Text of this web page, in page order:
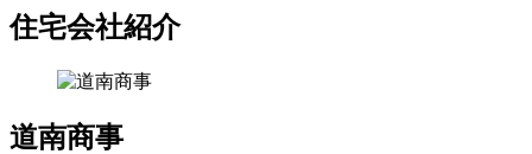
住宅会社紹介
道南商事